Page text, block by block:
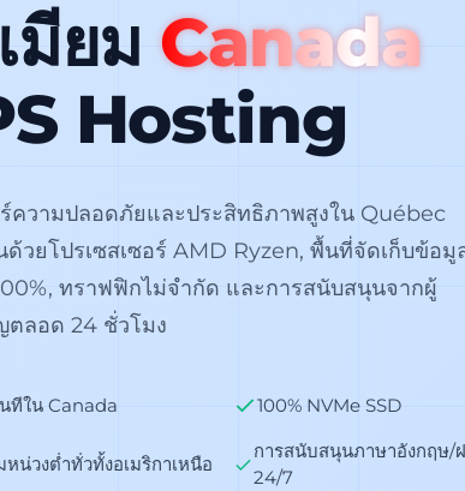
มียมCanada
Hosting
ร์ความปลอดภัยและประสิทธิภาพสูงใน Québec
ด้วยโปรเซสเซอร์ AMD Ryzen, พื้นที่จัดเก็บข้อมู
ทราฟฟิกไม่จำกัด และการสนับสนุนจากผู้
ตลอด 24 ชั่วโมง
ทีใน Canada 100% NVMe SSD
หน่วงต่ำทั่วทั้งอเมริกาเหนือ
การสนับสนุนภาษาอังกฤษ/
24/7